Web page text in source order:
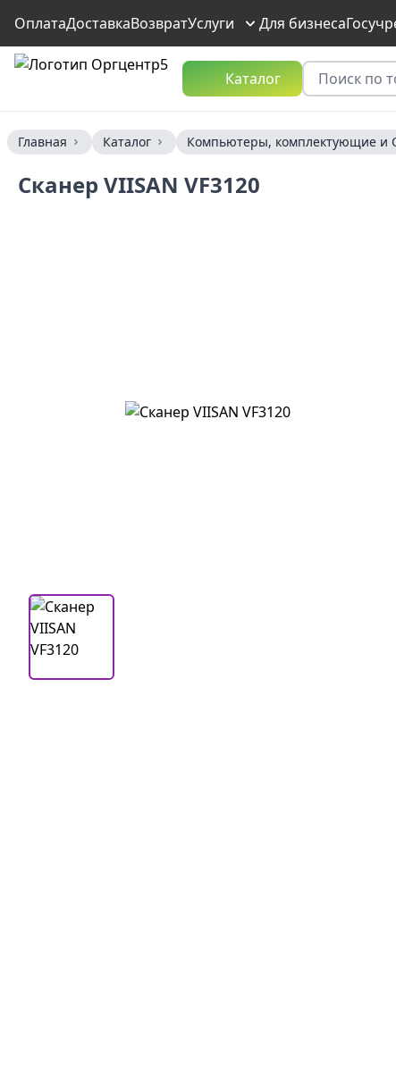
ОплатаДоставкаВозвратУслуги Для бизнеса
Каталог
Главная Каталог Компьютеры, комплектующие и
Сканер VIISAN VF3120